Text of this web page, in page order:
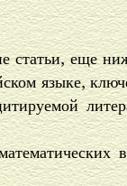
статьи, еще
языке,